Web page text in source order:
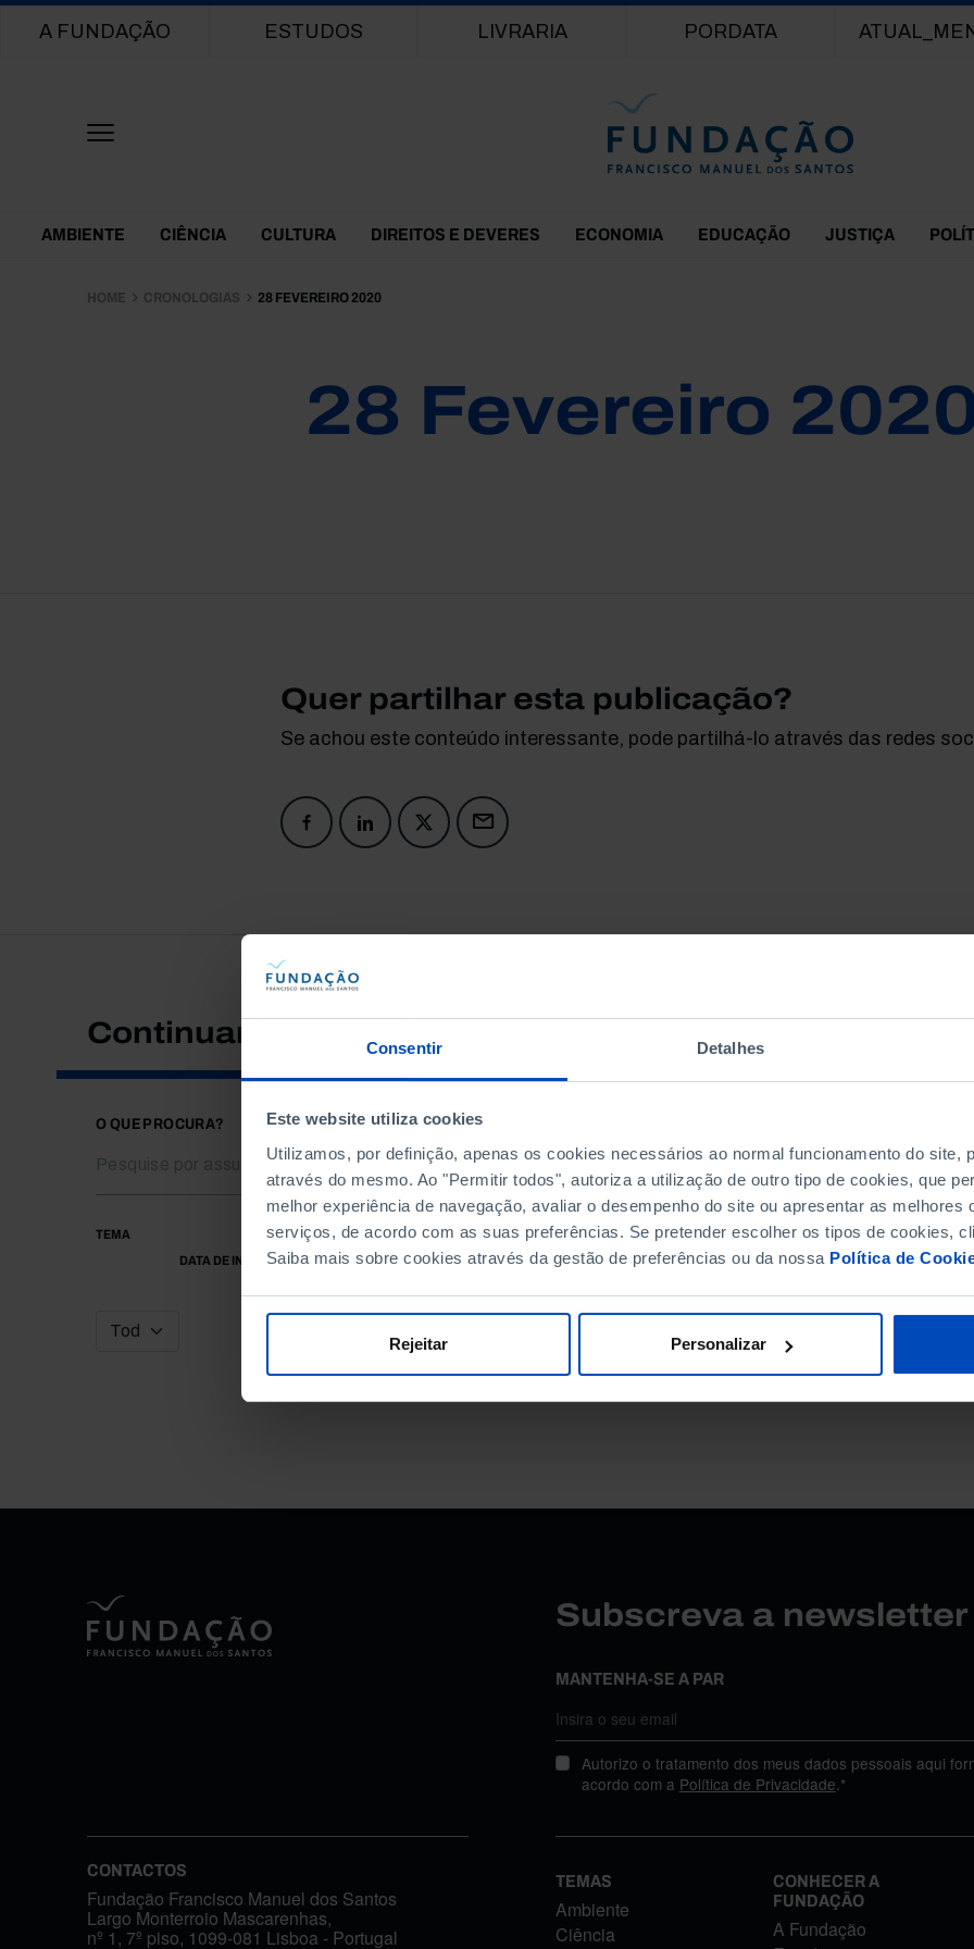
Consentir Detalhes
Este website utiliza cookies
Utilizamos, por definição, apenas os cookies necessários ao normal funcionamento do site,
através do mesmo. Ao "Permitir todos", autoriza a utilização de outro tipo de cookies, que
melhor experiência de navegação, avaliar o desempenho do site ou apresentar as melhores
serviços, de acordo com as suas preferências. Se pretender escolher os tipos de cookies,
Saiba mais sobre cookies através da gestão de preferências ou da nossa Política de
Rejeitar Personalizar
Main navigation
A FUNDAÇÃO ESTUDOS LIVRARIA PORDATA
Themes Menu
AMBIENTE CIÊNCIA CULTURA DIREITOS E DEVERES ECONOMIA EDUCAÇÃO JUSTIÇA
HOME CRONOLOGIAS 28 FEVEREIRO 2020
28 Fevereiro
Quer partilhar esta publicação?
Se achou este conteúdo interessante, pode partilhá-lo através das redes
Continuar a pesquisar
O QUE PROCURA?
TEMA
DATA DE INÍCIO
DATA DE FIM
Subscreva a
MANTENHA-SE A PAR
Autorizo o tratamento dos meus dados pessoais aqui
acordo com a Política de Privacidade.*
CONTACTOS
Fundação Francisco Manuel dos Santos
Largo Monterroio Mascarenhas,
nº 1, 7º piso, 1099-081 Lisboa - Portugal
TEMAS
Ambiente
Ciência
CONHECER A
FUNDAÇÃO
A Fundação